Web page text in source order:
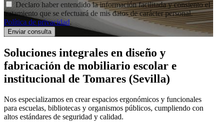
Declaro haber entendido la información facilitada y consiento el
tratamiento que se efectuará de mis datos de carácter personal.
Política de privacidad.
Soluciones integrales en diseño y
fabricación de mobiliario escolar e
institucional de Tomares (Sevilla)
Nos especializamos en crear espacios ergonómicos y funcionales
para escuelas, bibliotecas y organismos públicos, cumpliendo con
altos estándares de seguridad y calidad.